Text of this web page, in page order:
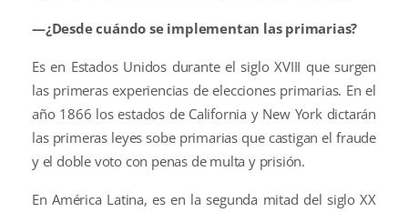
—¿Desde cuándo se implementan las primarias?
Es en Estados Unidos durante el siglo XVIII que surgen
las primeras experiencias de elecciones primarias. En el
año 1866 los estados de California y New York dictarán
las primeras leyes sobe primarias que castigan el fraude
y el doble voto con penas de multa y prisión.
En América Latina, es en la segunda mitad del siglo XX